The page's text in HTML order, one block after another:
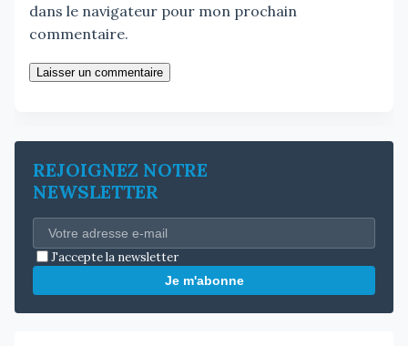
dans le navigateur pour mon prochain
commentaire.
Laisser un commentaire
REJOIGNEZ NOTRE
NEWSLETTER
J'accepte la newsletter
Je m'abonne